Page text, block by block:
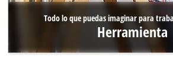
Todo lo que puedas imaginar para
Herramienta